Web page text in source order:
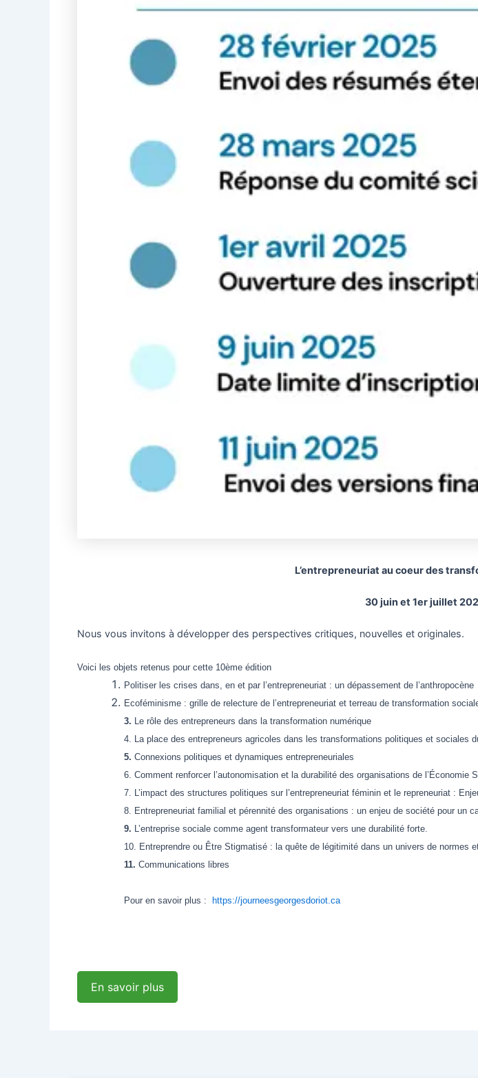
L’entrepreneuriat au coeur des
30 juin et 1er juillet
Nous vous invitons à développer des perspectives critiques, nouvelles et originales.
Voici les objets retenus pour cette 10ème édition
Politiser les crises dans, en et par l’entrepreneuriat : un dépassement de l’anthropocène
Ecoféminisme : grille de relecture de l’entrepreneuriat et terreau de transformation
3. Le rôle des entrepreneurs dans la transformation numérique
4. La place des entrepreneurs agricoles dans les transformations politiques et sociales
5. Connexions politiques et dynamiques entrepreneuriales
6. Comment renforcer l’autonomisation et la durabilité des organisations de
7. L’impact des structures politiques sur l’entrepreneuriat féminin et le repreneuriat :
8. Entrepreneuriat familial et pérennité des organisations : un enjeu de société pour un
9. L’entreprise sociale comme agent transformateur vers une durabilité forte.
10. Entreprendre ou Être Stigmatisé : la quête de légitimité dans un univers de normes
11. Communications libres
Pour en savoir plus : https://journeesgeorgesdoriot.ca
En savoir plus